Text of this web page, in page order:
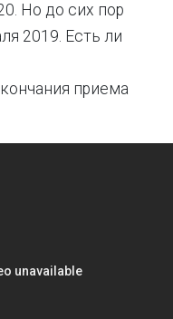
Но до сих пор
2019. Есть ли
приема